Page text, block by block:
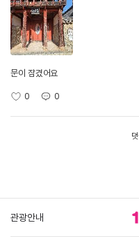
문이 잠겼어요
0 0
관광안내